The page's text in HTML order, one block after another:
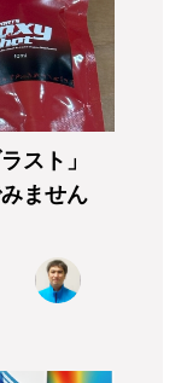
スト」
ません